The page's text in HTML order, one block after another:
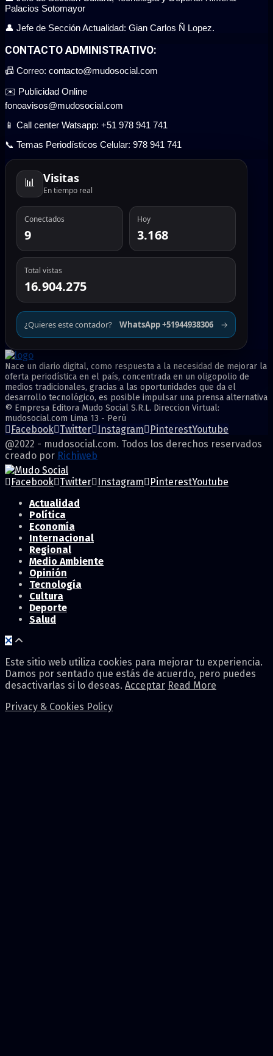
Palacios Sotomayor
👤 Jefe de Sección Actualidad: Gian Carlos Ñ Lopez.
CONTACTO ADMINISTRATIVO:
📠 Correo: contacto@mudosocial.com
✉️ Publicidad Online
fonoavisos@mudosocial.com
📱 Call center Watsapp: +51 978 941 741
📞 Temas Periodísticos Celular: 978 941 741
📊 Visitas
En tiempo real
Conectados
9
Hoy
3.168
Total vistas
16.904.275
¿Quieres este contador? WhatsApp +51944938306 →
Nace un diario digital, como respuesta a la necesidad de mejorar la
oferta periodística en el país, concentrada en un oligopolio de
medios tradicionales, gracias a las oportunidades que da el
desarrollo tecnológico, es posible impulsar una prensa alternativa
© Empresa Editora Mudo Social S.R.L. Direccion Virtual:
mudosocial.com Lima 13 - Perú
Facebook Twitter Instagram PinterestYoutube
@2022 - mudosocial.com. Todos los derechos reservados
creado por Richiweb
Facebook Twitter Instagram PinterestYoutube
Actualidad
Política
Economía
Internacional
Regional
Medio Ambiente
Opinión
Tecnología
Cultura
Deporte
Salud
Este sitio web utiliza cookies para mejorar tu experiencia.
Damos por sentado que estás de acuerdo, pero puedes
desactivarlas si lo deseas. Acceptar Read More
Privacy & Cookies Policy